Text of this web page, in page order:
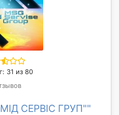
31 из 80
СЕРВІС ГРУП""